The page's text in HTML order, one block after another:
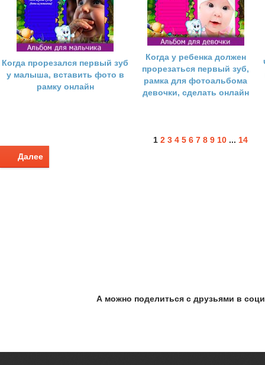
Когда прорезался первый зуб
у малыша, вставить фото в
рамку онлайн
Когда у ребенка должен
прорезаться первый зуб,
рамка для фотоальбома
девочки, сделать онлайн
1 2 3 4 5 6 7 8 9 10 ... 14
Далее
А можно поделиться с друзьями в